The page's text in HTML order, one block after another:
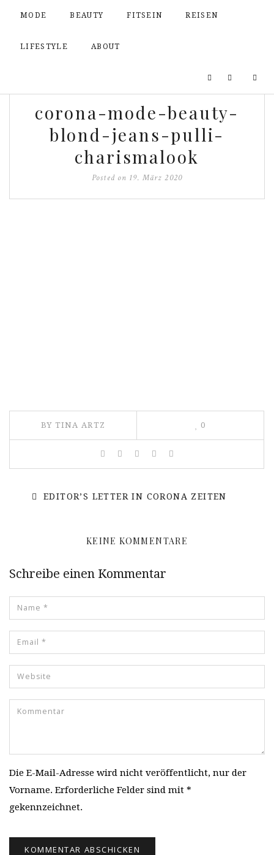
MODE BEAUTY FITSEIN REISEN
LIFESTYLE ABOUT
corona-mode-beauty-
blond-jeans-pulli-
charismalook
Posted on 19. März 2020
BY TINA ARTZ 0
EDITOR’S LETTER IN CORONA ZEITEN
KEINE KOMMENTARE
Schreibe einen Kommentar
Die E-Mail-Adresse wird nicht veröffentlicht, nur der
Vorname. Erforderliche Felder sind mit *
gekennzeichnet.